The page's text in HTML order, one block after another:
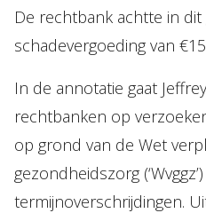
De rechtbank achtte in dit
schadevergoeding van
In de annotatie gaat
rechtbanken op
op grond van de Wet
gezondheidszorg
termijnoverschrijdingen.